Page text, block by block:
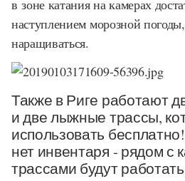
в зоне катания на камерах
наступлением морозной
наращиваться.
Также в Риге работают
и две лыжные трассы,
использовать
нет инвентаря - рядом с
трассами будут